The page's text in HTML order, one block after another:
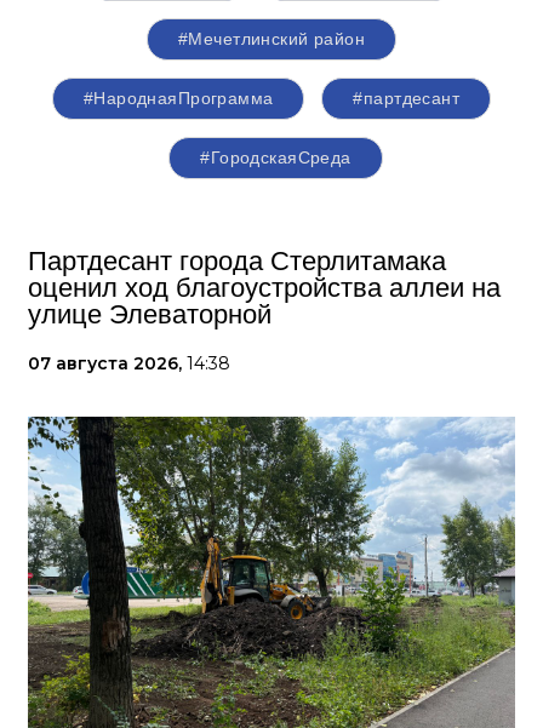
#Мечетлинский район
#НароднаяПрограмма #партдесант
#ГородскаяСреда
Партдесант города Стерлитамака
оценил ход благоустройства аллеи на
улице Элеваторной
07 августа 2026, 14:38